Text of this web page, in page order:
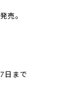
売。
日まで